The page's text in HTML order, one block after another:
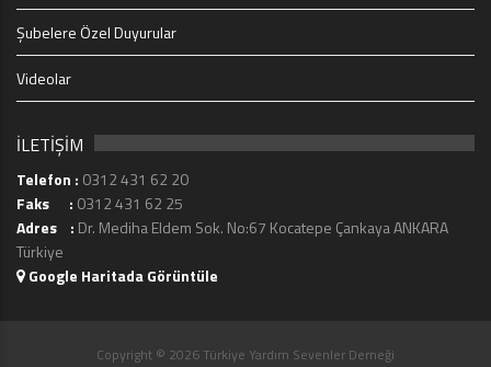
Şubelere Özel Duyurular
Videolar
İLETİŞİM
Telefon : 0312 431 62 20
Faks : 0312 431 62 25
Adres : Dr. Mediha Eldem Sok. No:67 Kocatepe Çankaya ANKARA
Türkiye
Google Haritada Görüntüle
Copyright © 2026 Türkiye Yardım Sevenler Derneği